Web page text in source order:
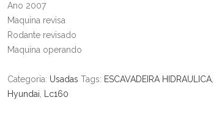
Ano 2007
Maquina revisa
Rodante revisado
Maquina operando
Categoria: Usadas Tags: ESCAVADEIRA HIDRAULICA
Hyundai
Lc160